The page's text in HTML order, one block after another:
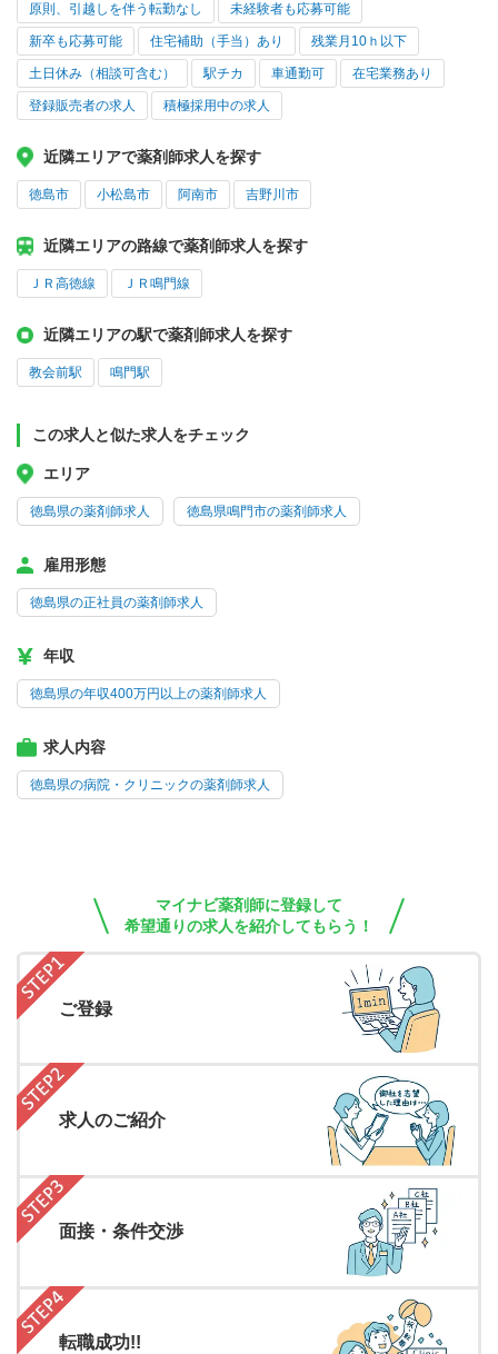
原則、引越しを伴う転勤なし 未経験者も応募可能
新卒も応募可能 住宅補助（手当）あり 残業月10ｈ以下
土日休み（相談可含む） 駅チカ 車通勤可 在宅業務あり
登録販売者の求人 積極採用中の求人
近隣エリアで薬剤師求人を探す
徳島市 小松島市 阿南市 吉野川市
近隣エリアの路線で薬剤師求人を探す
ＪＲ高徳線 ＪＲ鳴門線
近隣エリアの駅で薬剤師求人を探す
教会前駅 鳴門駅
この求人と似た求人をチェック
エリア
徳島県の薬剤師求人 徳島県鳴門市の薬剤師求人
雇用形態
徳島県の正社員の薬剤師求人
年収
徳島県の年収400万円以上の薬剤師求人
求人内容
徳島県の病院・クリニックの薬剤師求人
マイナビ薬剤師に登録して
希望通りの求人を紹介してもらう！
ご登録
求人のご紹介
面接・条件交渉
転職成功!!